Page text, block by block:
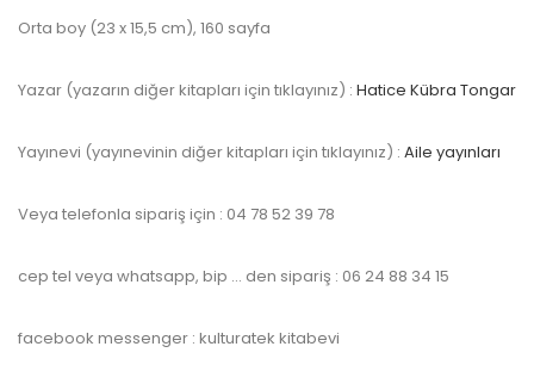
Orta boy (23 x 15,5 cm), 160 sayfa
Yazar (yazarın diğer kitapları için tıklayınız) : Hatice Kübra Tongar
Yayınevi (yayınevinin diğer kitapları için tıklayınız) : Aile yayınları
Veya telefonla sipariş için : 04 78 52 39 78
cep tel veya whatsapp, bip … den sipariş : 06 24 88 34 15
facebook messenger : kulturatek kitabevi